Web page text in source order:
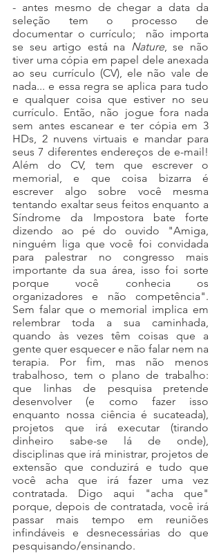
- antes mesmo de chegar a data da
seleção tem o processo de
documentar o currículo;  não importa
se seu artigo está na Nature, se não
tiver uma cópia em papel dele anexada
ao seu currículo (CV), ele não vale de
nada... e essa regra se aplica para tudo
e qualquer coisa que estiver no seu
currículo. Então, não jogue fora nada
sem antes escanear e ter cópia em 3
HDs, 2 nuvens virtuais e mandar para
seus 7 diferentes endereços de e-mail!
Além do CV, tem que escrever o
memorial, e que coisa bizarra é
escrever algo sobre você mesma
tentando exaltar seus feitos enquanto a
Síndrome da Impostora bate forte
dizendo ao pé do ouvido "Amiga,
ninguém liga que você foi convidada
para palestrar no congresso mais
importante da sua área, isso foi sorte
porque você conhecia os
organizadores e não competência".
Sem falar que o memorial implica em
relembrar toda a sua caminhada,
quando às vezes têm coisas que a
gente quer esquecer e não falar nem na
terapia. Por fim, mas não menos
trabalhoso, tem o plano de trabalho:
que linhas de pesquisa pretende
desenvolver (e como fazer isso
enquanto nossa ciência é sucateada),
projetos que irá executar (tirando
dinheiro sabe-se lá de onde),
disciplinas que irá ministrar, projetos de
extensão que conduzirá e tudo que
você acha que irá fazer uma vez
contratada. Digo aqui "acha que"
porque, depois de contratada, você irá
passar mais tempo em reuniões
infindáveis e desnecessárias do que
pesquisando/ensinando.